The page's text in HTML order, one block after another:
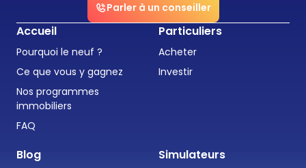
Parler à un conseiller
Accueil
Pourquoi le neuf ?
Ce que vous y gagnez
Nos programmes
immobiliers
FAQ
Particuliers
Acheter
Investir
Blog Simulateurs